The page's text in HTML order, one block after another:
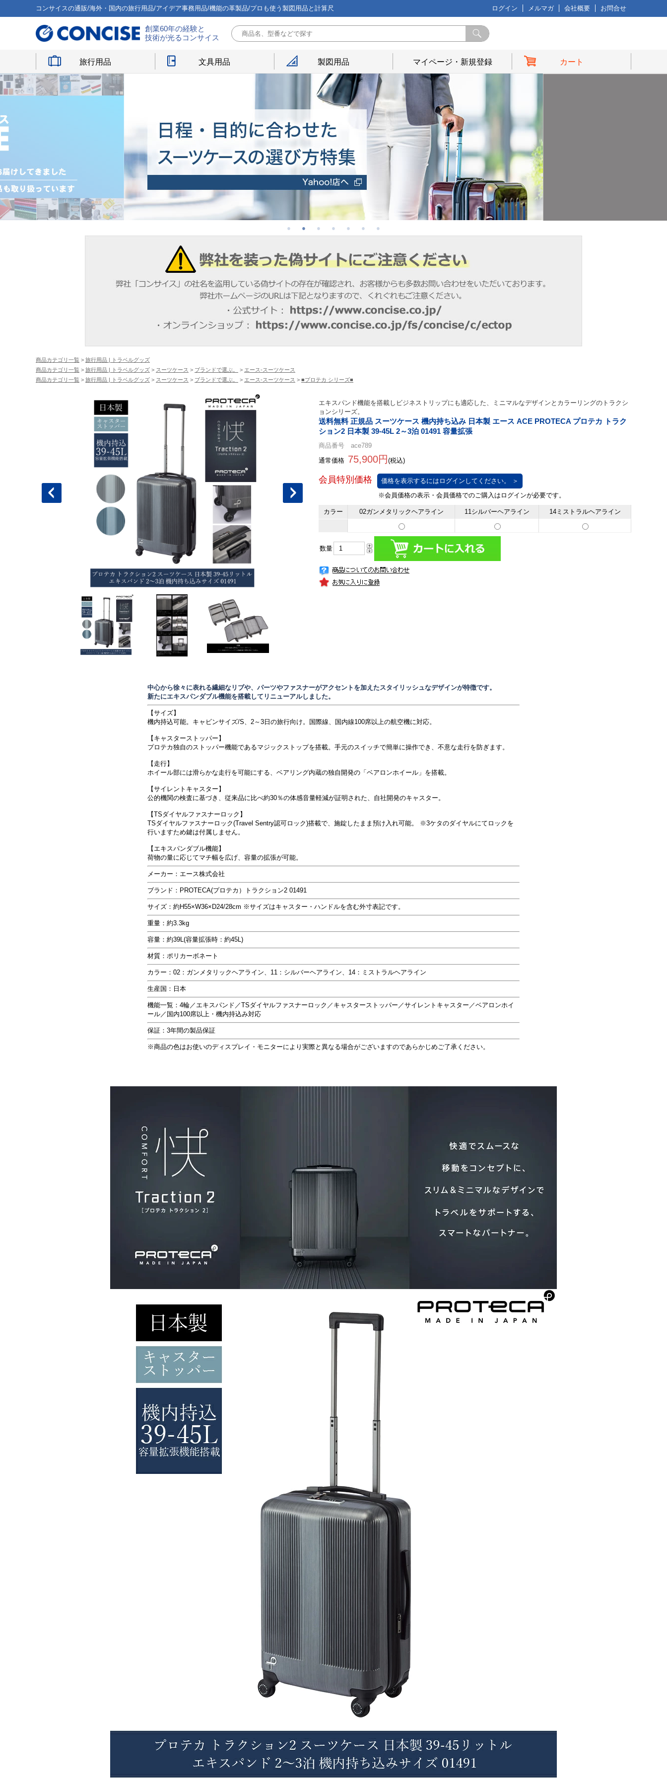
コンサイスの通販/海外・国内の旅行用品/アイデア事務用品/機能の革製品/プロも使う製図用品と計算尺 ログイン メルマガ 会社概要 お問合せ
創業60年の経験と
技術が光るコンサイス
旅行用品 文具用品 製図用品 マイページ・新規登録 カート
商品カテゴリ一覧 > 旅行用品 | トラベルグッズ
商品カテゴリ一覧 > 旅行用品 | トラベルグッズ > スーツケース > ブランドで選ぶ。 > エース-スーツケース
商品カテゴリ一覧 > 旅行用品 | トラベルグッズ > スーツケース > ブランドで選ぶ。 > エース-スーツケース > ■プロテカ シリーズ■
エキスパンド機能を搭載しビジネストリップにも適応した、ミニマルなデザインとカラーリングのトラクシ
ョンシリーズ。
送料無料 正規品 スーツケース 機内持ち込み 日本製 エース ACE PROTECA プロテカ トラク
ション2 日本製 39-45L 2～3泊 01491 容量拡張
商品番号 ace789
通常価格 75,900円 (税込)
価格を表示するにはログインしてください。 ＞
カラー 02ガンメタリックヘアライン 11シルバーヘアライン 14ミストラルヘアライン
数量
中心から徐々に表れる繊細なリブや、パーツやファスナーがアクセントを加えたスタイリッシュなデザインが特徴です。
新たにエキスパンダブル機能を搭載してリニューアルしました。
【サイズ】
機内持込可能。キャビンサイズ/S、2～3日の旅行向け。国際線、国内線100席以上の航空機に対応。
【キャスターストッパー】
プロテカ独自のストッパー機能であるマジックストップを搭載。手元のスイッチで簡単に操作でき、不意な走行を防ぎます。
【走行】
ホイール部には滑らかな走行を可能にする、ベアリング内蔵の独自開発の「ベアロンホイール」を搭載。
【サイレントキャスター】
公的機関の検査に基づき、従来品に比べ約30％の体感音量軽減が証明された、自社開発のキャスター。
【TSダイヤルファスナーロック】
TSダイヤルファスナーロック(Travel Sentry認可ロック)搭載で、施錠したまま預け入れ可能。 ※3ケタのダイヤルにてロックを
行いますため鍵は付属しません。
【エキスパンダブル機能】
荷物の量に応じてマチ幅を広げ、容量の拡張が可能。
メーカー：エース株式会社
ブランド：PROTECA(プロテカ）トラクション2 01491
サイズ：約H55×W36×D24/28cm ※サイズはキャスター・ハンドルを含む外寸表記です。
重量：約3.3kg
容量：約39L(容量拡張時：約45L)
材質：ポリカーボネート
カラー：02：ガンメタリックヘアライン、11：シルバーヘアライン、14：ミストラルヘアライン
生産国：日本
機能一覧：4輪／エキスパンド／TSダイヤルファスナーロック／キャスターストッパー／サイレントキャスター／ベアロンホイ
ール／国内100席以上・機内持込み対応
保証：3年間の製品保証
※商品の色はお使いのディスプレイ・モニターにより実際と異なる場合がございますのであらかじめご了承ください。